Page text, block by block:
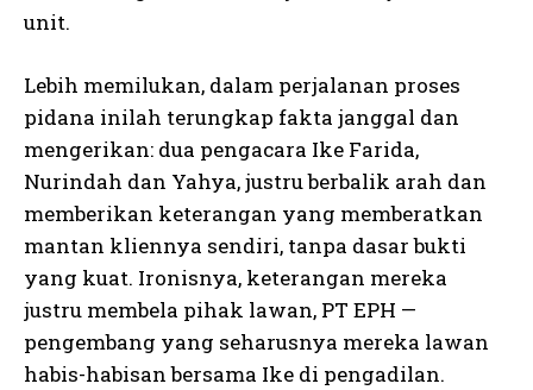
unit.
Lebih memilukan, dalam perjalanan proses
pidana inilah terungkap fakta janggal dan
mengerikan: dua pengacara Ike Farida,
Nurindah dan Yahya, justru berbalik arah dan
memberikan keterangan yang memberatkan
mantan kliennya sendiri, tanpa dasar bukti
yang kuat. Ironisnya, keterangan mereka
justru membela pihak lawan, PT EPH —
pengembang yang seharusnya mereka lawan
habis-habisan bersama Ike di pengadilan.